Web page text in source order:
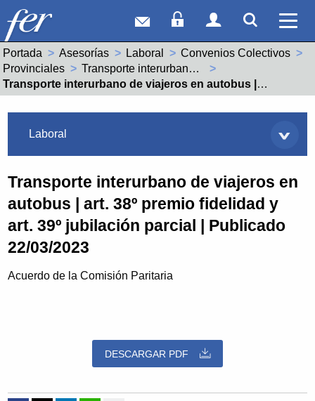
Correo webAcceso Socios
Acceso
Ver
Portada Asesorías Laboral
Convenios Colectivos
Provinciales
Transporte interurbano de viajeros en autobus (26001455012008)
Actual:
Transporte interurbano de viajeros en autobus | art. 38º premio fidelidad y art. 39º jubilación parcial | Publicado 22/03/2023
Laboral
Transporte interurbano de viajeros en
autobus | art. 38º premio fidelidad y
art. 39º jubilación parcial | Publicado
22/03/2023
Acuerdo de la Comisión Paritaria
DESCARGAR PDF